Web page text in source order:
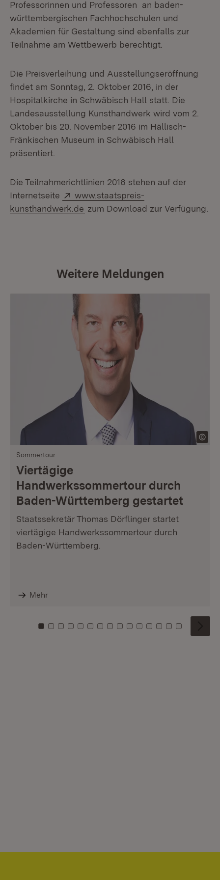
Professorinnen und Professoren an baden-
württembergischen Fachhochschulen und
Akademien für Gestaltung sind ebenfalls zur
Teilnahme am Wettbewerb berechtigt.
Die Preisverleihung und Ausstellungseröffnung
findet am Sonntag, 2. Oktober 2016, in der
Hospitalkirche in Schwäbisch Hall statt. Die
Landesausstellung Kunsthandwerk wird vom 2.
Oktober bis 20. November 2016 im Hällisch-
Fränkischen Museum in Schwäbisch Hall
präsentiert.
Die Teilnahmerichtlinien 2016 stehen auf der
Internetseite
Extern:
www.staatspreis-
kunsthandwerk.de (Öffnet in neuem Fenster)
zum Download zur Verfügung.
Weitere Meldungen
Sommertour
Viertägige
Handwerkssommertour durch
Baden-Württemberg gestartet
Staatssekretär Thomas Dörflinger startet
viertägige Handwerkssommertour durch
Baden-Württemberg.
Mehr
Zu Kachel: 0
Zu Kachel: 1
Zu Kachel: 2
Zu Kachel: 3
Zu Kachel: 4
Zu Kachel: 5
Zu Kachel: 6
Zu Kachel: 7
Zu Kachel: 8
Zu Kachel: 9
Zu Kachel: 10
Zu Kachel: 11
Zu Kachel: 12
Zu Kachel:
Zu